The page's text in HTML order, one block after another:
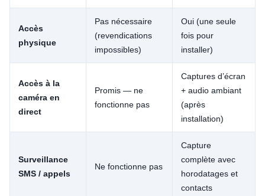
Accès
physique
Pas nécessaire
(revendications
impossibles)
Oui (une seule
fois pour
installer)
Accès à la
caméra en
direct
Promis — ne
fonctionne pas
Captures d’écran
+ audio ambiant
(après
installation)
Surveillance
SMS / appels
Ne fonctionne pas
Capture
complète avec
horodatages et
contacts